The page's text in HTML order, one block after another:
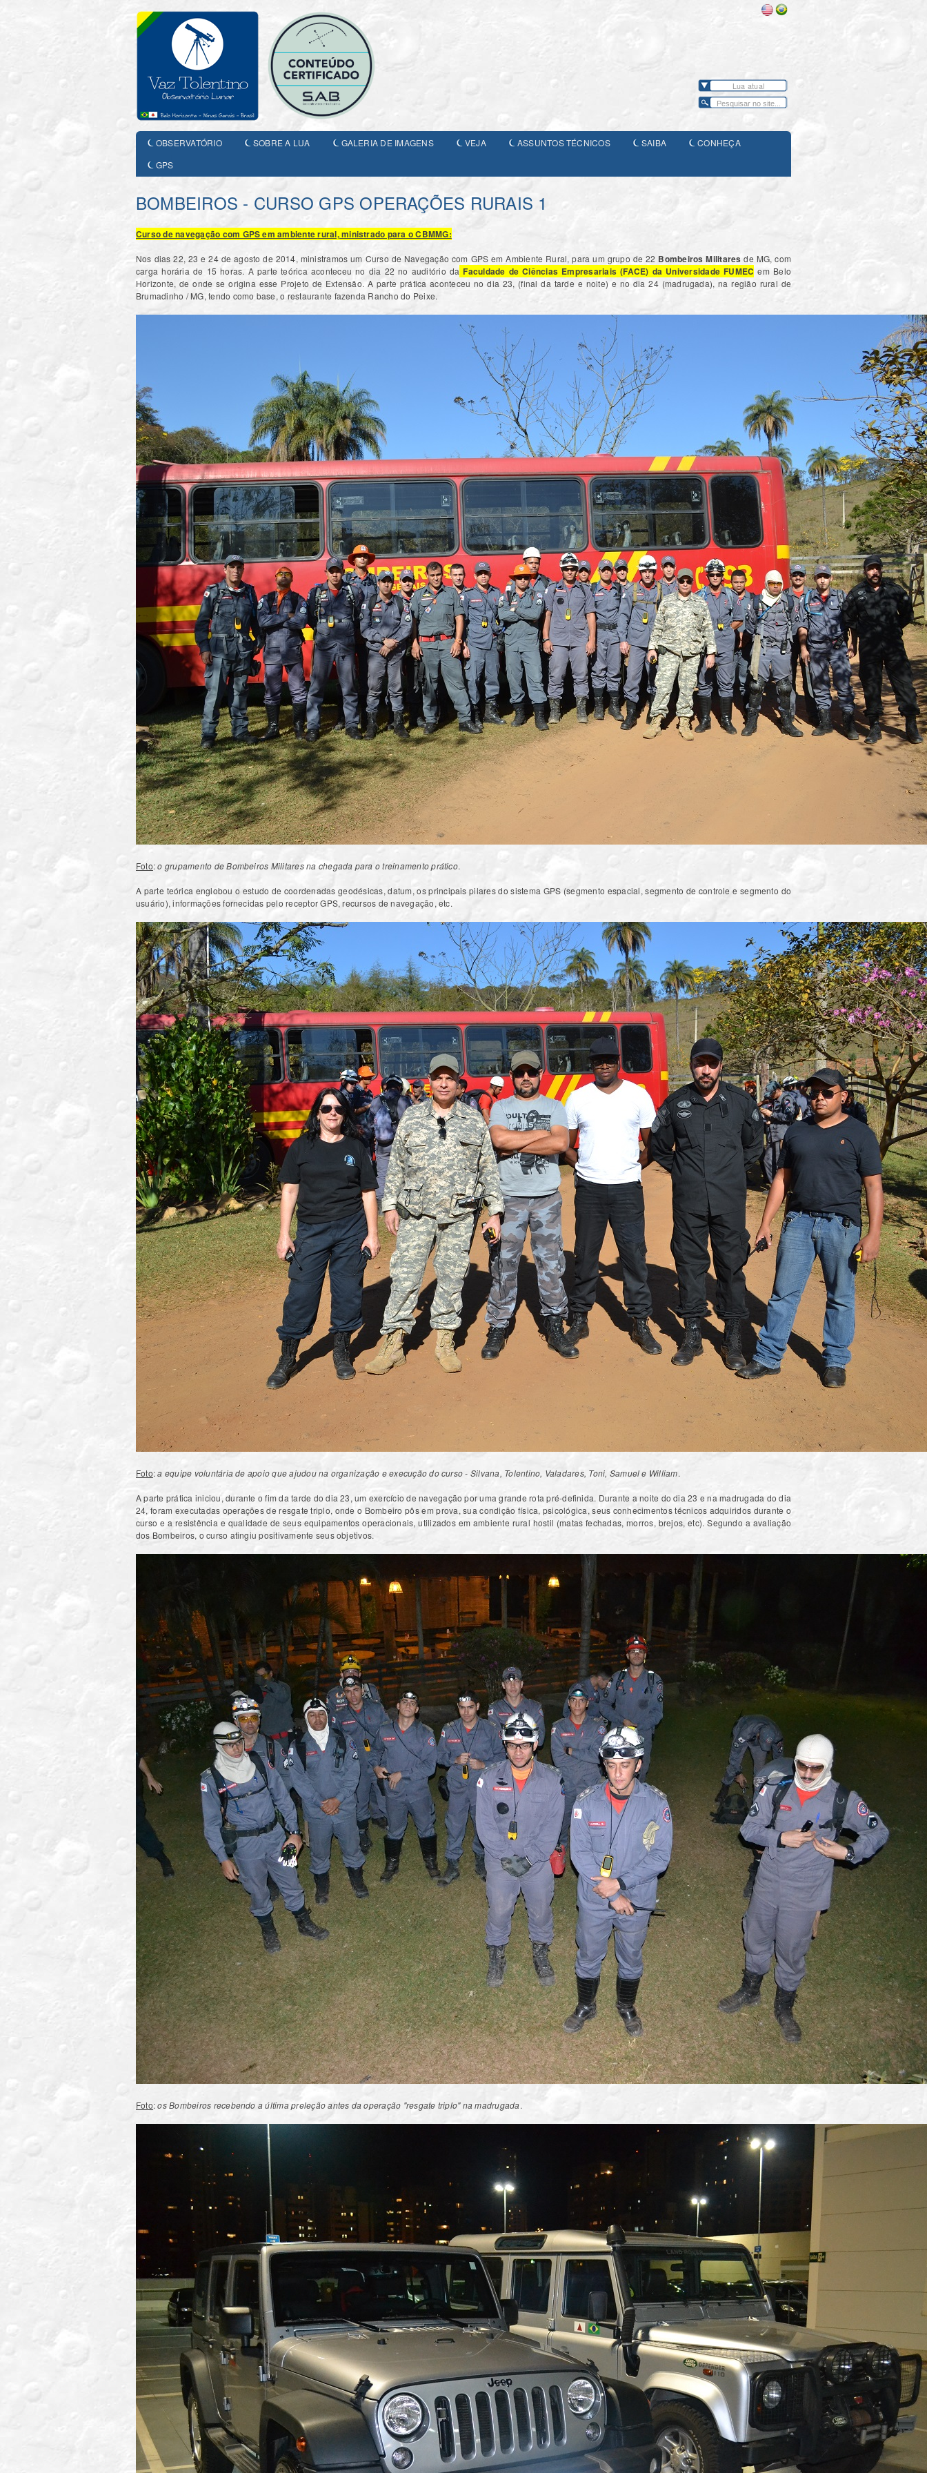
Lua atual
OBSERVATÓRIO SOBRE A LUA GALERIA DE IMAGENS VEJA ASSUNTOS TÉCNICOS SAIBA
CONHEÇA
GPS
BOMBEIROS - CURSO GPS OPERAÇÕES RURAIS 1
Curso de navegação com GPS em ambiente rural, ministrado para o CBMMG:
Nos dias 22, 23 e 24 de agosto de 2014, ministramos um Curso de Navegação com GPS em Ambiente Rural, para um grupo de 22 Bombeiros Militares de MG, com
carga horária de 15 horas. A parte teórica aconteceu no dia 22 no auditório da Faculdade de Ciências Empresariais (FACE) da Universidade FUMEC em Belo
Horizonte, de onde se origina esse Projeto de Extensão. A parte prática aconteceu no dia 23, (final da tarde e noite) e no dia 24 (madrugada), na região rural de
Brumadinho / MG, tendo como base, o restaurante fazenda Rancho do Peixe.
Foto:o grupamento de Bombeiros Militares na chegada para o treinamento prático.
A parte teórica englobou o estudo de coordenadas geodésicas, datum, os principais pilares do sistema GPS (segmento espacial, segmento de controle e segmento do
usuário), informações fornecidas pelo receptor GPS, recursos de navegação, etc.
Foto:a equipe voluntária de apoio que ajudou na organização e execução do curso - Silvana, Tolentino, Valadares, Toni, Samuel e William.
A parte prática iniciou, durante o fim da tarde do dia 23, um exercício de navegação por uma grande rota pré-definida. Durante a noite do dia 23 e na madrugada do dia
24, foram executadas operações de resgate triplo, onde o Bombeiro pôs em prova, sua condição física, psicológica, seus conhecimentos técnicos adquiridos durante o
curso e a resistência e qualidade de seus equipamentos operacionais, utilizados em ambiente rural hostil (matas fechadas, morros, brejos, etc). Segundo a avaliação
dos Bombeiros, o curso atingiu positivamente seus objetivos.
Foto:os Bombeiros recebendo a última preleção antes da operação "resgate triplo" na madrugada.